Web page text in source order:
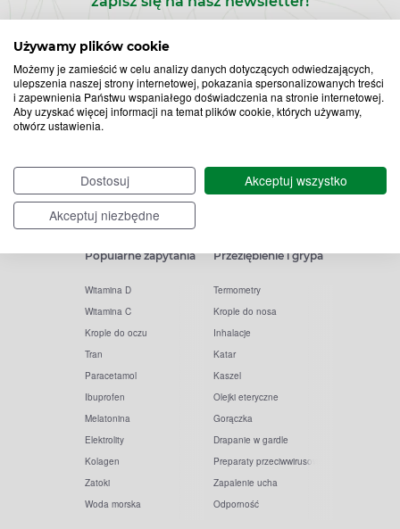
Używamy plików cookie
Możemy je zamieścić w celu analizy danych dotyczących odwiedzających,
ulepszenia naszej strony internetowej, pokazania spersonalizowanych treści
i zapewnienia Państwu wspaniałego doświadczenia na stronie internetowej.
Aby uzyskać więcej informacji na temat plików cookie, których używamy,
otwórz ustawienia.
Dostosuj
Akceptuj wszystko
Akceptuj niezbędne
Zapisz
do
newslettera
Chcę otrzymywać newsletter Apteline* rozwiń>
Popularne zapytania
Witamina D
Witamina C
Krople do oczu
Tran
Paracetamol
Ibuprofen
Melatonina
Elektrolity
Kolagen
Zatoki
Woda morska
Przeziębienie i grypa
Termometry
Krople do nosa
Inhalacje
Katar
Kaszel
Olejki eteryczne
Gorączka
Drapanie w gardle
Preparaty przeciwwirusowe
Zapalenie ucha
Odporność